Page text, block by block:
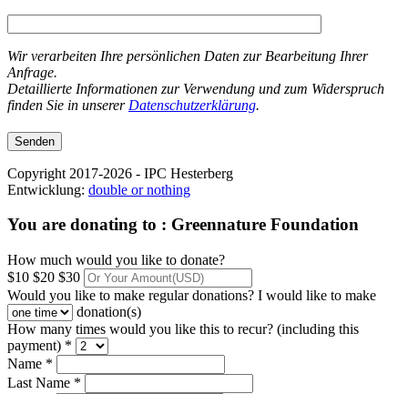
Wir verarbeiten Ihre persönlichen Daten zur Bearbeitung Ihrer
Anfrage.
Detaillierte Informationen zur Verwendung und zum Widerspruch
finden Sie in unserer Datenschutzerklärung.
Copyright 2017-2026 - IPC Hesterberg
Entwicklung: double or nothing
You are donating to : Greennature Foundation
How much would you like to donate?
$10 $20 $30
Would you like to make regular donations? I would like to make
donation(s)
How many times would you like this to recur? (including this
payment) *
Name *
Last Name *